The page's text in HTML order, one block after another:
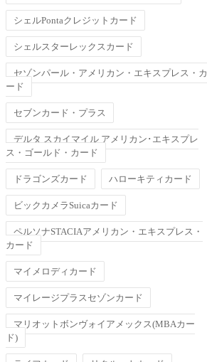
シェルPontaクレジットカード
シェルスターレックスカード
セゾンパール・アメリカン・エキスプレス・カ
ード
セブンカード・プラス
デルタ スカイマイル アメリカン･エキスプレ
ス・ゴールド・カード
ドラゴンズカード ハローキティカード
ビックカメラSuicaカード
ペルソナSTACIAアメリカン・エキスプレス・
カード
マイメロディカード
マイレージプラスセゾンカード
マリオットボンヴォイアメックス(MBAカー
ド)